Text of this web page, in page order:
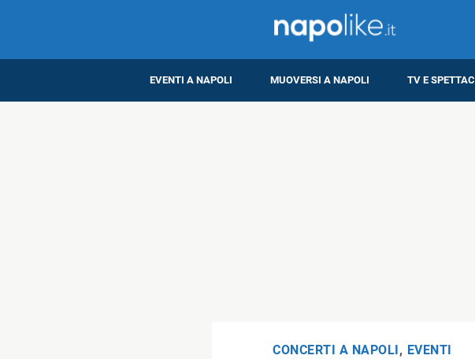
EVENTI A NAPOLI MUOVERSI A NAPOLI TV E
CONCERTI A NAPOLI , EVENTI